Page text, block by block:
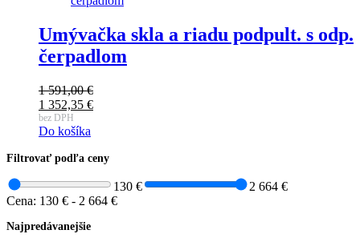
Umývačka skla a riadu podpult. s odp.
čerpadlom
1 591,00€
Pôvodná
cena
bola:
591,00 €.
1 352,35 €
Aktuálna
cena
1
bez DPH
Do košíka
Filtrovať podľa ceny
130 €
2 664 €
Cena: 130 € - 2 664 €
Najpredávanejšie